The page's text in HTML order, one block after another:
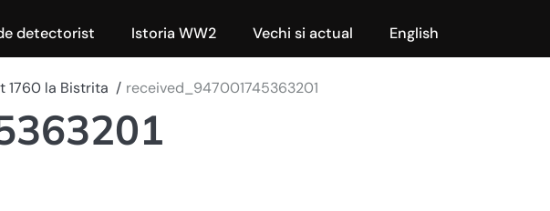
detectorist Istoria WW2 Vechi si actual English
1760 la Bistrita received_947001745363201